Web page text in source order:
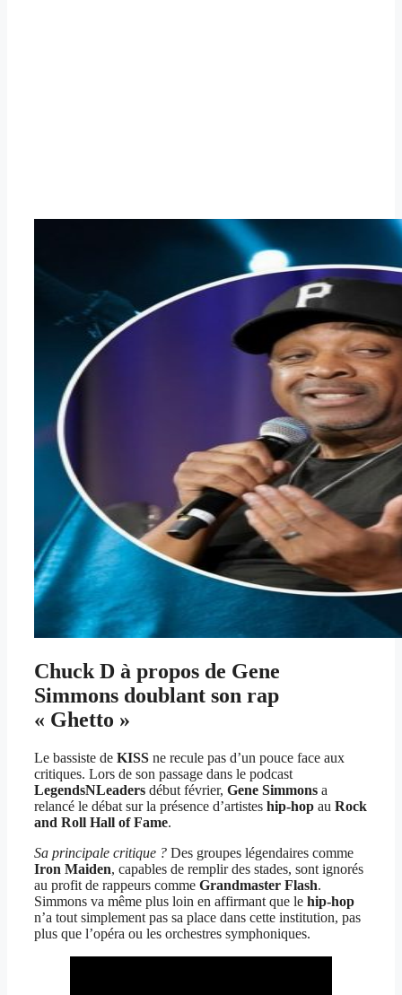
Chuck D à propos de Gene
Simmons doublant son rap
« Ghetto »
Le bassiste de KISS ne recule pas d’un pouce face aux
critiques. Lors de son passage dans le podcast
LegendsNLeaders début février, Gene Simmons a
relancé le débat sur la présence d’artistes hip-hop au Rock
and Roll Hall of Fame.
Sa principale critique ? Des groupes légendaires comme
Iron Maiden, capables de remplir des stades, sont ignorés
au profit de rappeurs comme Grandmaster Flash.
Simmons va même plus loin en affirmant que le hip-hop
n’a tout simplement pas sa place dans cette institution, pas
plus que l’opéra ou les orchestres symphoniques.